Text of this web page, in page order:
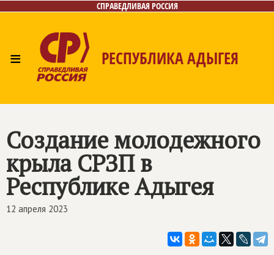
СПРАВЕДЛИВАЯ РОССИЯ
≡ РЕСПУБЛИКА АДЫГЕЯ
Создание молодежного
крыла СРЗП в
Республике Адыгея
12 апреля 2023